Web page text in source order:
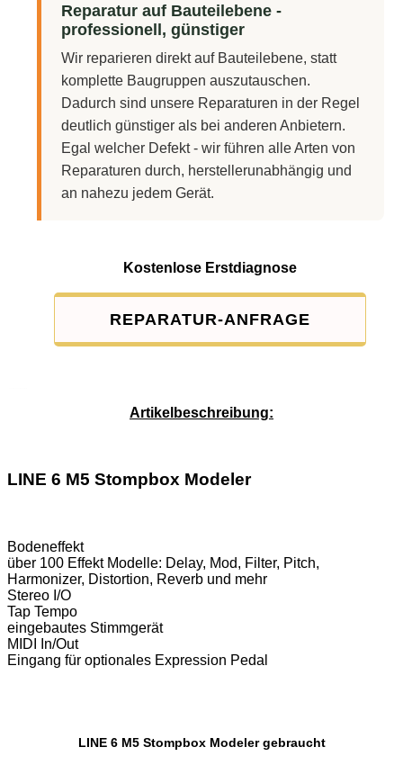
Reparatur auf Bauteilebene -
professionell, günstiger
Wir reparieren direkt auf Bauteilebene, statt
komplette Baugruppen auszutauschen.
Dadurch sind unsere Reparaturen in der Regel
deutlich günstiger als bei anderen Anbietern.
Egal welcher Defekt - wir führen alle Arten von
Reparaturen durch, herstellerunabhängig und
an nahezu jedem Gerät.
Kostenlose Erstdiagnose
REPARATUR-ANFRAGE
Artikelbeschreibung:
LINE 6 M5 Stompbox Modeler
Bodeneffekt
über 100 Effekt Modelle: Delay, Mod, Filter, Pitch,
Harmonizer, Distortion, Reverb und mehr
Stereo I/O
Tap Tempo
eingebautes Stimmgerät
MIDI In/Out
Eingang für optionales Expression Pedal
LINE 6 M5 Stompbox Modeler gebraucht